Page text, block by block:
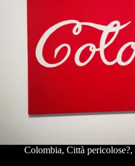
Colombia, Città pericolose?,